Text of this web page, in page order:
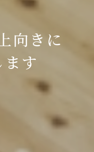
向きに
す